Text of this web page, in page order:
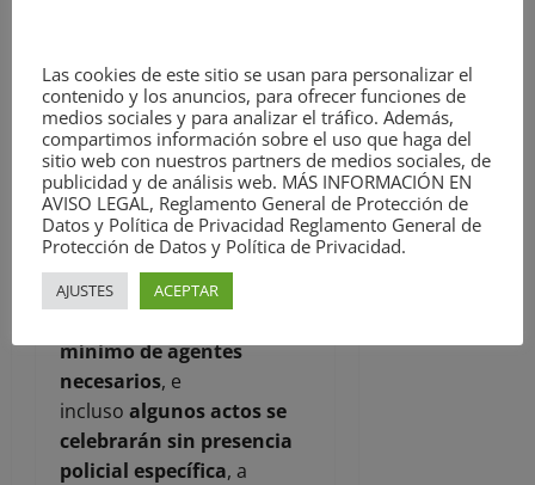
aparición en medios de
comunicación, como si
visibilizar los problemas
fuera más grave que
provocarlos’.
»Durante las fiestas,
habrá eventos que no
mínimo de agentes
necesarios, e
incluso algunos actos se
celebrarán sin presencia
policial específica, a
Las cookies de este sitio se usan para personalizar el
contenido y los anuncios, para ofrecer funciones de
medios sociales y para analizar el tráfico. Además,
compartimos información sobre el uso que haga del
sitio web con nuestros partners de medios sociales, de
publicidad y de análisis web. MÁS INFORMACIÓN EN
AVISO LEGAL, Reglamento General de Protección de
Datos y Política de Privacidad Reglamento General de
Protección de Datos y Política de Privacidad.
AJUSTES ACEPTAR